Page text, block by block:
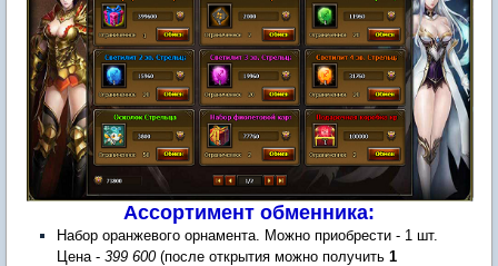
Ассортимент обменника:
Набор оранжевого орнамента. Можно приобрести - 1 шт.
Цена - 399 600(после открытия можно получить 1